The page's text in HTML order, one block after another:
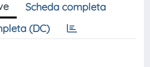
Scheda completa
(DC)